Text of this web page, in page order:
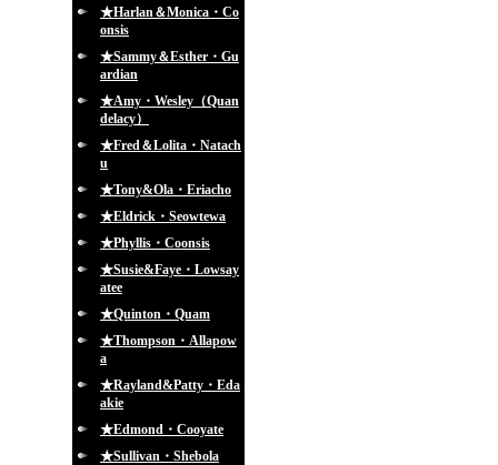
★Harlan＆Monica・Co
onsis
★Sammy＆Esther・Gu
ardian
★Amy・Wesley（Quan
delacy）
★Fred＆Lolita・Natach
u
★Tony&Ola・Eriacho
★Eldrick・Seowtewa
★Phyllis・Coonsis
★Susie&Faye・Lowsay
atee
★Quinton・Quam
★Thompson・Allapow
a
★Rayland&Patty・Eda
akie
★Edmond・Cooyate
★Sullivan・Shebola